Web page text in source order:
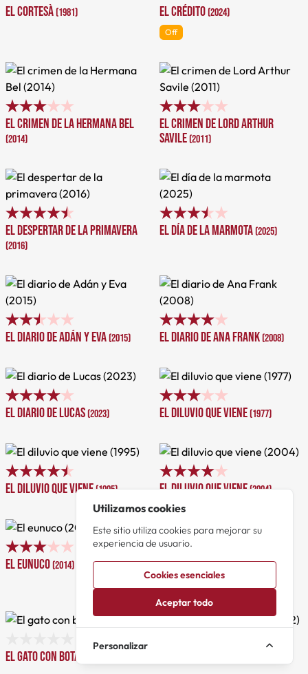
El cortesà(1981) El crédito(2024)
Off
El crimen de la Hermana Bel
(2014)
El crimen de Lord Arthur
Savile(2011)
El despertar de la primavera
(2016)
El día de la marmota(2025)
El diario de Adán y Eva(2015) El diario de Ana Frank(2008)
El diario de Lucas(2023) El diluvio que viene(1977)
El diluvio que viene(1995) El diluvio que viene(2004)
El eunuco(2014)
El fantasma de la ópera
El gato con botas
Utilizamos cookies
Este sitio utiliza cookies para mejorar su
experiencia de usuario.
Cookies esenciales
Aceptar todo
Personalizar